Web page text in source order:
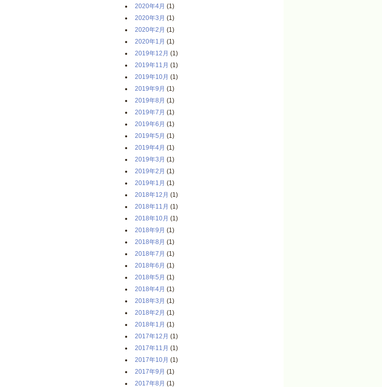
2020年4月 (1)
2020年3月 (1)
2020年2月 (1)
2020年1月 (1)
2019年12月 (1)
2019年11月 (1)
2019年10月 (1)
2019年9月 (1)
2019年8月 (1)
2019年7月 (1)
2019年6月 (1)
2019年5月 (1)
2019年4月 (1)
2019年3月 (1)
2019年2月 (1)
2019年1月 (1)
2018年12月 (1)
2018年11月 (1)
2018年10月 (1)
2018年9月 (1)
2018年8月 (1)
2018年7月 (1)
2018年6月 (1)
2018年5月 (1)
2018年4月 (1)
2018年3月 (1)
2018年2月 (1)
2018年1月 (1)
2017年12月 (1)
2017年11月 (1)
2017年10月 (1)
2017年9月 (1)
2017年8月 (1)